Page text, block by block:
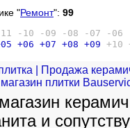
"Ремонт": 99
-10 -09 -08 -07 -06
+06 +07 +08 +09 +10
| Продажа
магазин плитки
и